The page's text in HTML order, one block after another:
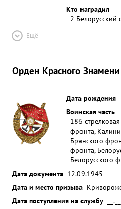
Кто наградил
2 Белорусский
Ещё
Орден Красного Знамени
Дата рождения
Воинская часть
186
фронта,
Брянского
фронта,
Белорусского
Дата документа 12.09.1945
Дата и место призыва
Дата поступления на службу